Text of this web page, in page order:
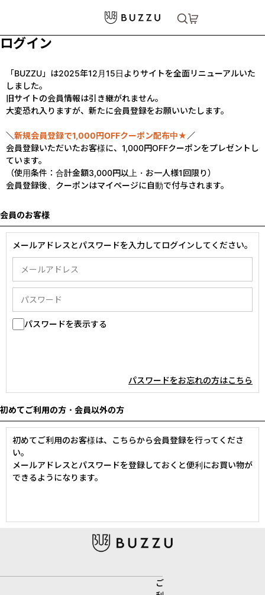
ログイン
「BUZZU」は2025年12月15日よりサイトを全面リニューアルいた
しました。
旧サイトの会員情報は引き継がれません。
大変恐れ入りますが、新たに会員登録をお願いいたします。
＼新規会員登録で1,000円OFFクーポン配布中★ ／
会員登録いただいたお客様に、1,000円OFFクーポンをプレゼントし
ています。
（使用条件：合計金額3,000円以上・お一人様1回限り）
会員登録後、クーポンはマイページに自動で付与されます。
会員のお客様
メールアドレスとパスワードを入力してログインしてください。
パスワードを表示する
パスワードをお忘れの方はこちら
初めてご利用の方・会員以外の方
初めてご利用のお客様は、こちらから会員登録を行ってくださ
い。
メールアドレスとパスワードを登録しておくと便利にお買い物が
できるようになります。
ご